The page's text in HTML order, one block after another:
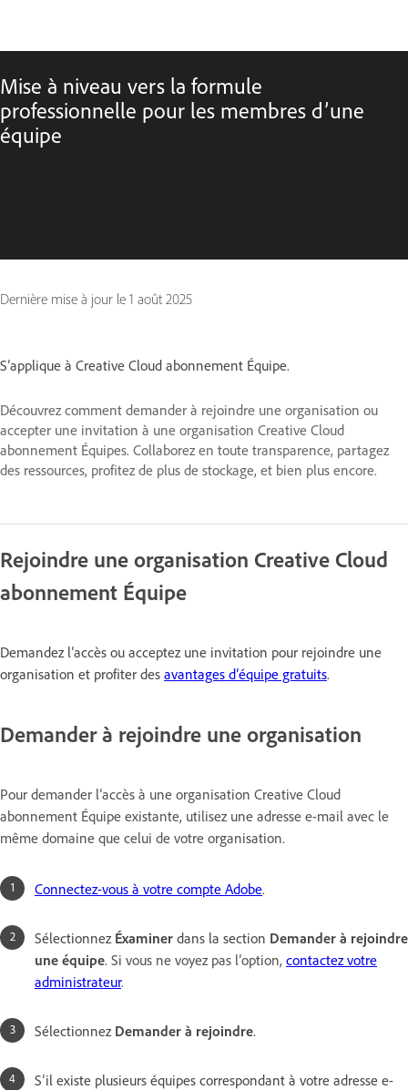
Mise à niveau vers la formule
professionnelle pour les membres d’une
équipe
Dernière mise à jour le 1 août 2025
S’applique à Creative Cloud abonnement Équipe.
Découvrez comment demander à rejoindre une organisation ou
accepter une invitation à une organisation Creative Cloud
abonnement Équipes. Collaborez en toute transparence, partagez
des ressources, profitez de plus de stockage, et bien plus encore.
Rejoindre une organisation Creative Cloud
abonnement Équipe
Demandez l’accès ou acceptez une invitation pour rejoindre une
organisation et profiter des avantages d’équipe gratuits.
Demander à rejoindre une organisation
Pour demander l’accès à une organisation Creative Cloud
abonnement Équipe existante, utilisez une adresse e-mail avec le
même domaine que celui de votre organisation.
Connectez-vous à votre compte Adobe.
Sélectionnez Éxaminer dans la section Demander à rejoindre
une équipe. Si vous ne voyez pas l’option, contactez votre
administrateur.
Sélectionnez Demander à rejoindre.
S’il existe plusieurs équipes correspondant à votre adresse e-